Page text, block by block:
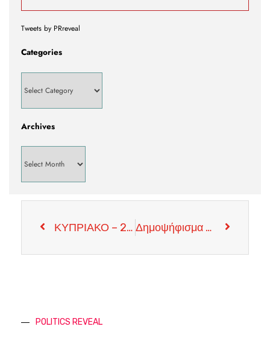
Tweets by PRreveal
Categories
Archives
ΚΥΠΡΙΑΚΟ – 22 Προσωπικότητες Του Τόπου Ενώνουν Δυνάμεις Συνυπογράφοντας Διακήρυξη για την Κύπρο, Με Αφορμή τις τελευταίες εξελίξεις Δημοψήφισμα Για Την Μεταρρύθμιση Της Τοπικής Αυτοδιοίκησης Την Ημέρα Των Βουλευτικών, Αποφάσισε Το Υπουργικό Συμβούλιο.
POLITICS REVEAL